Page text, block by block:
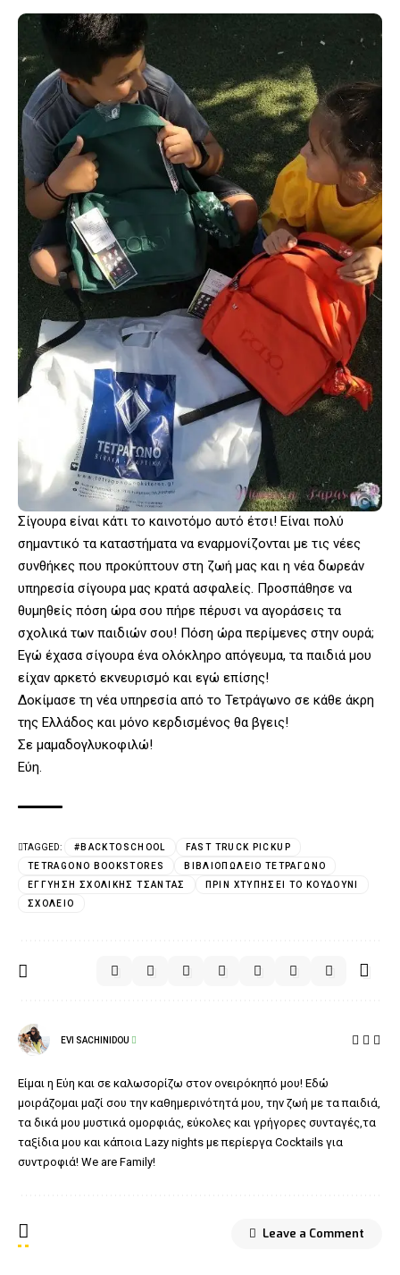
Σίγουρα είναι κάτι το καινοτόμο αυτό έτσι! Είναι πολύ
σημαντικό τα καταστήματα να εναρμονίζονται με τις νέες
συνθήκες που προκύπτουν στη ζωή μας και η νέα δωρεάν
υπηρεσία σίγουρα μας κρατά ασφαλείς. Προσπάθησε να
θυμηθείς πόση ώρα σου πήρε πέρυσι να αγοράσεις τα
σχολικά των παιδιών σου! Πόση ώρα περίμενες στην ουρά;
Εγώ έχασα σίγουρα ένα ολόκληρο απόγευμα, τα παιδιά μου
είχαν αρκετό εκνευρισμό και εγώ επίσης!
Δοκίμασε τη νέα υπηρεσία από το Τετράγωνο σε κάθε άκρη
της Ελλάδος και μόνο κερδισμένος θα βγεις!
Σε μαμαδογλυκοφιλώ!
Εύη.
TAGGED: #BACKTOSCHOOL
FAST TRUCK PICKUP
TETRAGONO BOOKSTORES
ΒΙΒΛΙΟΠΩΛΕΊΟ ΤΕΤΡΆΓΩΝΟ
ΕΓΓΎΗΣΗ ΣΧΟΛΙΚΉΣ ΤΣΆΝΤΑΣ
ΠΡΙΝ ΧΤΥΠΉΣΕΙ ΤΟ ΚΟΥΔΟΎΝΙ
ΣΧΟΛΕΊΟ
EVI SACHINIDOU
Είμαι η Εύη και σε καλωσορίζω στον ονειρόκηπό μου! Εδώ
μοιράζομαι μαζί σου την καθημερινότητά μου, την ζωή με τα παιδιά,
τα δικά μου μυστικά ομορφιάς, εύκολες και γρήγορες συνταγές,τα
ταξίδια μου και κάποια Lazy nights με περίεργα Cocktails για
συντροφιά! We are Family!
Leave a Comment